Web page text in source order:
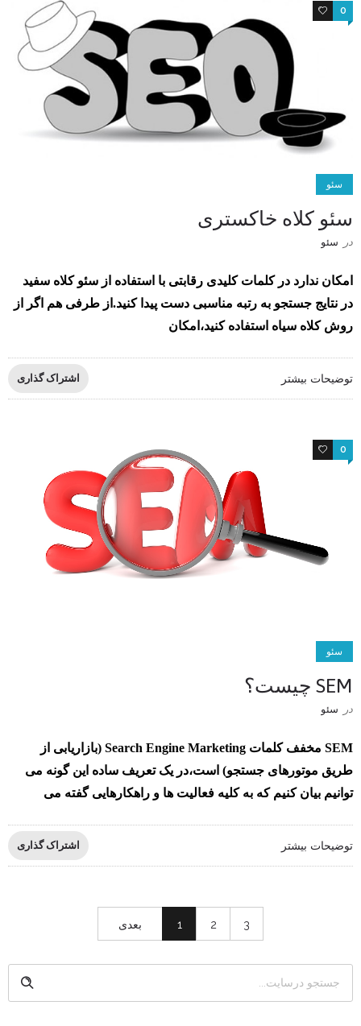
0
1
سئو
سئو کلاه خاکستری
در سئو
امکان ندارد در کلمات کلیدی رقابتی با استفاده از سئو کلاه سفید
در نتایج جستجو به رتبه مناسبی دست پیدا کنید.از طرفی هم اگر از
روش کلاه سیاه استفاده کنید،امکان
توضیحات بیشتر اشتراک گذاری
0
2
سئو
SEM چیست؟
در سئو
SEM مخفف کلمات Search Engine Marketing (بازاریابی از
طریق موتورهای جستجو) است،در یک تعریف ساده این گونه می
توانیم بیان کنیم که به کلیه فعالیت ها و راهکارهایی گفته می
توضیحات بیشتر اشتراک گذاری
بعدی 1 2 3